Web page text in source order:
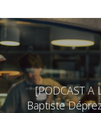
[PODCAST A
Baptiste